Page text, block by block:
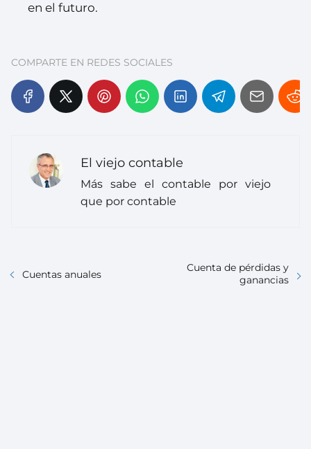
en el futuro.
COMPARTE EN REDES SOCIALES
El viejo contable
Más sabe el contable por viejo
que por contable
Cuentas anuales
Cuenta de pérdidas y
ganancias